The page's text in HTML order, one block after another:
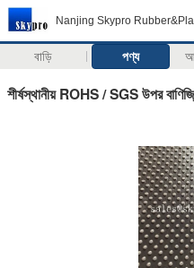
Nanjing Skypro
বাড়ি পণ্য
শীর্ষস্থানীয় ROHS / SGS উপর